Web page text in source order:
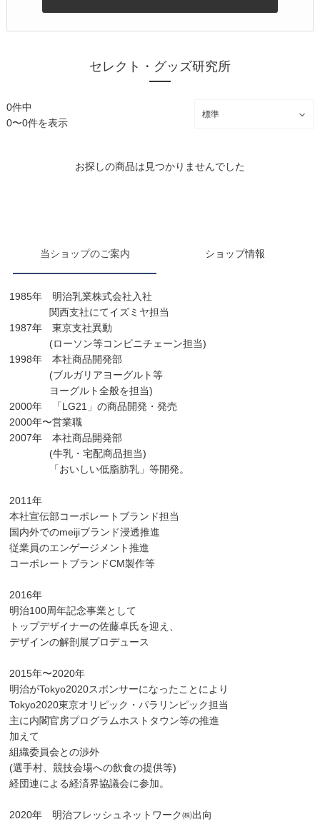
セレクト・グッズ研究所
0件中
0〜0件を表示
お探しの商品は見つかりませんでした
当ショップのご案内 ショップ情報
1985年 明治乳業株式会社入社
関西支社にてイズミヤ担当
1987年 東京支社異動
(ローソン等コンビニチェーン担当)
1998年 本社商品開発部
(ブルガリアヨーグルト等
ヨーグルト全般を担当)
2000年 「LG21」の商品開発・発売
2000年〜営業職
2007年 本社商品開発部
(牛乳・宅配商品担当)
「おいしい低脂肪乳」等開発。
2011年
本社宣伝部コーポレートブランド担当
国内外でのmeijiブランド浸透推進
従業員のエンゲージメント推進
コーポレートブランドCM製作等
2016年
明治100周年記念事業として
トップデザイナーの佐藤卓氏を迎え、
デザインの解剖展プロデュース
2015年〜2020年
明治がTokyo2020スポンサーになったことにより
Tokyo2020東京オリピック・パラリンピック担当
主に内閣官房プログラムホストタウン等の推進
加えて
組織委員会との渉外
(選手村、競技会場への飲食の提供等)
経団連による経済界協議会に参加。
2020年 明治フレッシュネットワーク㈱出向